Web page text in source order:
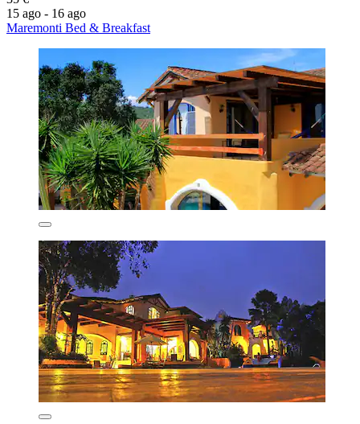
15 ago - 16 ago
Maremonti Bed & Breakfast